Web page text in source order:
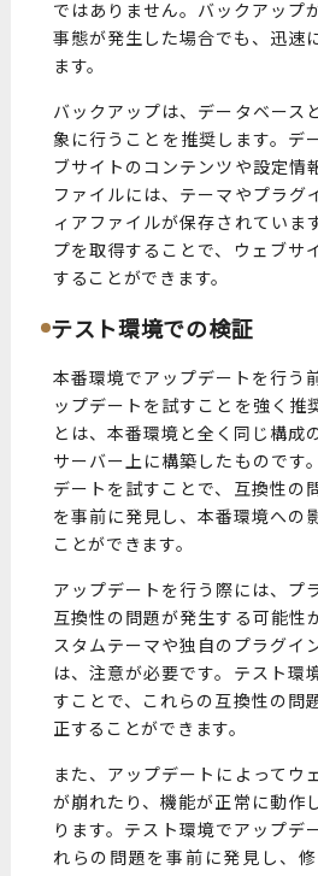
ではありません。バックアップ
事態が発生した場合でも、迅速
ます。
バックアップは、データベース
象に行うことを推奨します。デ
ブサイトのコンテンツや設定情
ファイルには、テーマやプラグ
ィアファイルが保存されていま
プを取得することで、ウェブサ
することができます。
テスト環境での検証
本番環境でアップデートを行う
ップデートを試すことを強く推
とは、本番環境と全く同じ構成
サーバー上に構築したものです
デートを試すことで、互換性の
を事前に発見し、本番環境への
ことができます。
アップデートを行う際には、プ
互換性の問題が発生する可能性
スタムテーマや独自のプラグイ
は、注意が必要です。テスト環
すことで、これらの互換性の問
正することができます。
また、アップデートによってウ
が崩れたり、機能が正常に動作
ります。テスト環境でアップデ
れらの問題を事前に発見し、